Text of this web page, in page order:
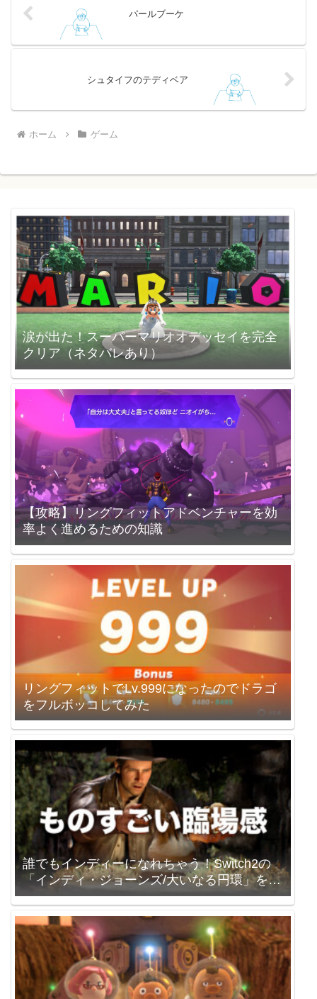
パールブーケ
シュタイフのテディベア
ホーム ゲーム
涙が出た！スーパーマリオオデッセイを完全
クリア（ネタバレあり）
【攻略】リングフィットアドベンチャーを効
率よく進めるための知識
リングフィットでLv.999になったのでドラゴ
をフルボッコしてみた
誰でもインディーになれちゃう！Switch2の
「インディ・ジョーンズ/大いなる円環」を買
いました。